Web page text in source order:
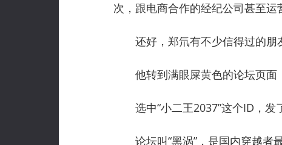
次，跟电商合作的经纪公司甚至运
还好，郑氘有不少信得过的朋
他转到满眼屎黄色的论坛页面
选中“小二王2037”这个ID，发
论坛叫“黑涡”，是国内穿越者